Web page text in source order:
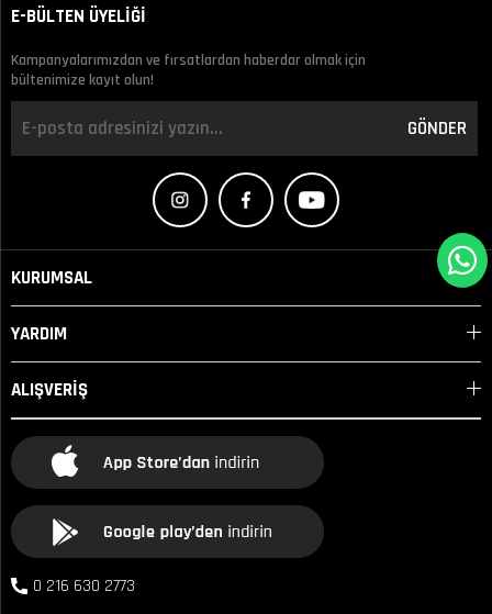
E-BÜLTEN ÜYELİĞİ
Kampanyalarımızdan ve fırsatlardan haberdar olmak için
bültenimize kayıt olun!
GÖNDER
KURUMSAL
YARDIM
ALIŞVERİŞ
0 216 630 2773